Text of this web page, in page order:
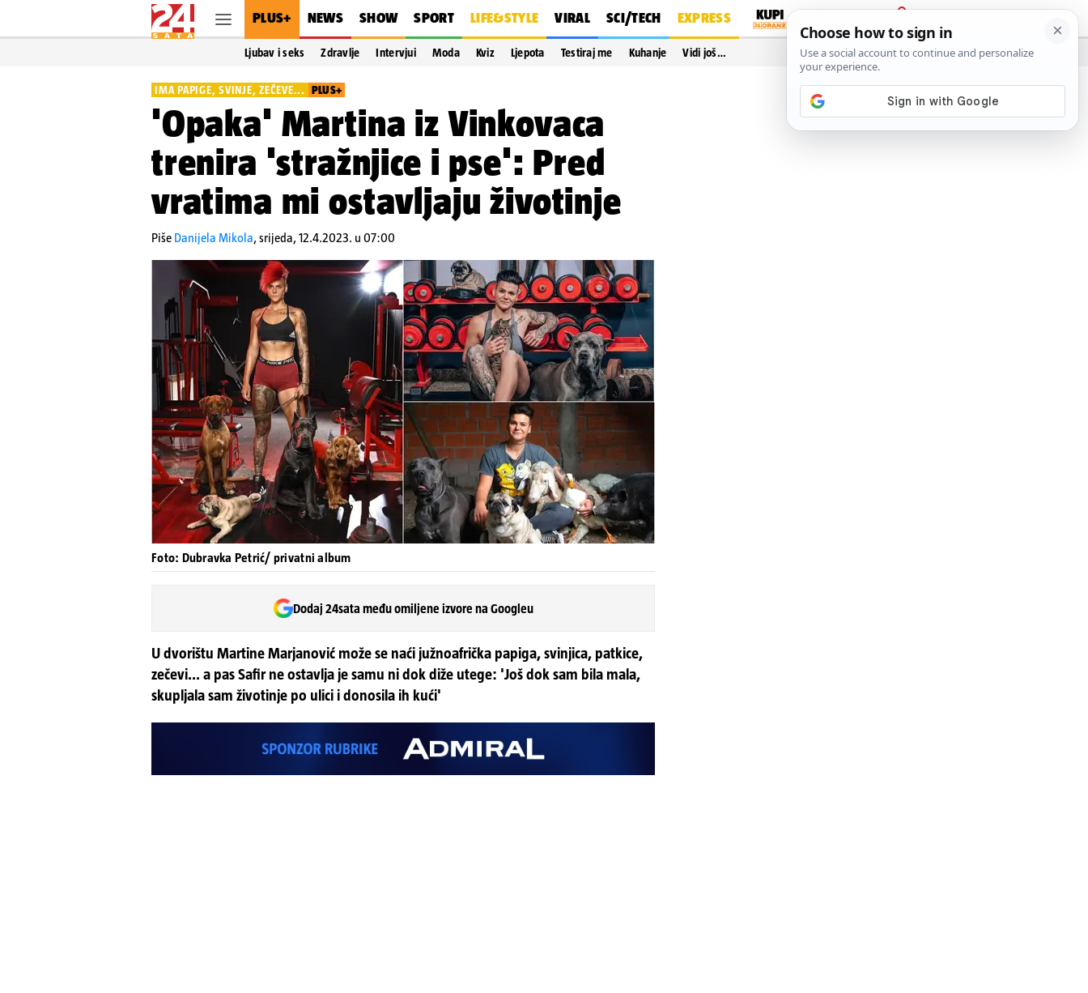
PLUS+ NEWS SHOW SPORT LIFE&STYLE VIRAL SCI/TECH EXPRESS
PRIJAVA
Ljubav i seks Zdravlje Intervjui Moda Kviz Ljepota Testiraj me Kuhanje Vidi još…
IMA PAPIGE, SVINJE, ZEČEVE... PLUS+
'Opaka' Martina iz Vinkovaca
trenira 'stražnjice i pse': Pred
vratima mi ostavljaju životinje
Piše Danijela Mikola,srijeda, 12.4.2023. u 07:00
Foto: Dubravka Petrić/ privatni album
Dodaj 24sata među omiljene izvore na Googleu
U dvorištu Martine Marjanović može se naći južnoafrička papiga, svinjica, patkice,
zečevi... a pas Safir ne ostavlja je samu ni dok diže utege: 'Još dok sam bila mala,
skupljala sam životinje po ulici i donosila ih kući'